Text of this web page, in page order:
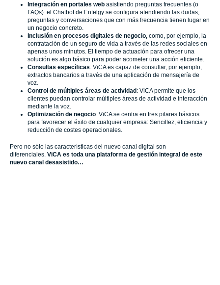
Integración en portales web asistiendo preguntas frecuentes (o
FAQs): el Chatbot de Entelgy se configura atendiendo las dudas,
preguntas y conversaciones que con más frecuencia tienen lugar en
un negocio concreto.
Inclusión en procesos digitales de negocio, como, por ejemplo, la
contratación de un seguro de vida a través de las redes sociales en
apenas unos minutos. El tiempo de actuación para ofrecer una
solución es algo básico para poder acometer una acción eficiente.
Consultas específicas: ViCA es capaz de consultar, por ejemplo,
extractos bancarios a través de una aplicación de mensajería de
voz.
Control de múltiples áreas de actividad: ViCA permite que los
clientes puedan controlar múltiples áreas de actividad e interacción
mediante la voz.
Optimización de negocio . ViCA se centra en tres pilares básicos
para favorecer el éxito de cualquier empresa: Sencillez, eficiencia y
reducción de costes operacionales.
Pero no sólo las características del nuevo canal digital son
diferenciales. ViCA es toda una plataforma de gestión integral de este
nuevo canal desasistido…